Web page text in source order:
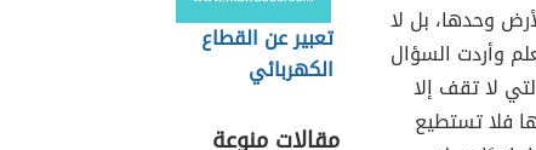
وحدها، بل لا
وأردت السؤال
لا تقف إلا
فلا تستطيع
تعبير عن القطاع
الكهربائي
مقالات منوعة